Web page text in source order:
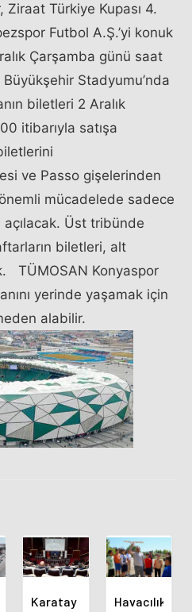
Ziraat Türkiye Kupası 4.
Futbol A.Ş.’yi konuk
Çarşamba günü saat
Büyükşehir Stadyumu’nda
biletleri 2 Aralık
itibarıyla satışa
ve Passo gişelerinden
mücadelede sadece
Üst tribünde
biletleri, alt
TÜMOSAN Konyaspor
yerinde yaşamak için
alabilir.
Karatay
Havacılık